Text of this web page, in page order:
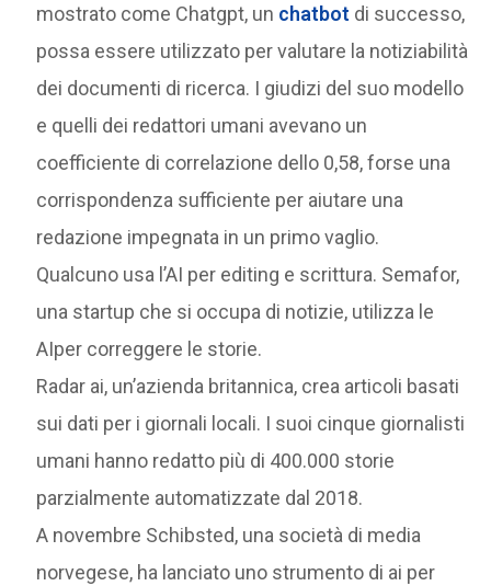
mostrato come Chatgpt, un chatbot di successo,
possa essere utilizzato per valutare la notiziabilità
dei documenti di ricerca. I giudizi del suo modello
e quelli dei redattori umani avevano un
coefficiente di correlazione dello 0,58, forse una
corrispondenza sufficiente per aiutare una
redazione impegnata in un primo vaglio.
Qualcuno usa l’AI per editing e scrittura. Semafor,
una startup che si occupa di notizie, utilizza le
AIper correggere le storie.
Radar ai, un’azienda britannica, crea articoli basati
sui dati per i giornali locali. I suoi cinque giornalisti
umani hanno redatto più di 400.000 storie
parzialmente automatizzate dal 2018.
A novembre Schibsted, una società di media
norvegese, ha lanciato uno strumento di ai per